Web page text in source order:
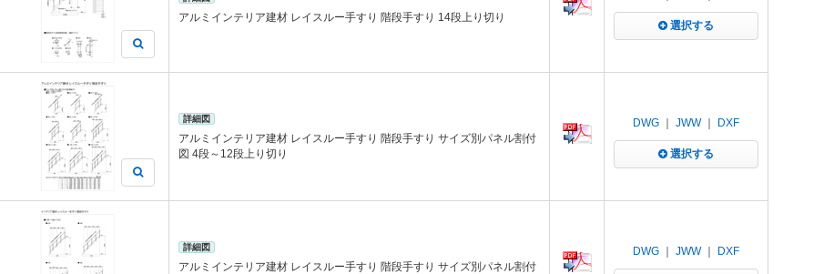
アルミインテリア建材 レイスルー手すり 階段手すり 14段上り切り
選択する
詳細図
アルミインテリア建材 レイスルー手すり 階段手すり サイズ別パネル割付
図 4段～12段上り切り
DWG JWW｜ DXF
選択する
詳細図
アルミインテリア建材 レイスルー手すり 階段手すり サイズ別パネル割付
DWG JWW｜ DXF